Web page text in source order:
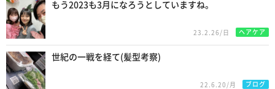
もう2023も3月になろうとしていますね。
23.2.26/日 ヘアケア
世紀の一戦を経て(髪型考察)
22.6.20/月 ブログ